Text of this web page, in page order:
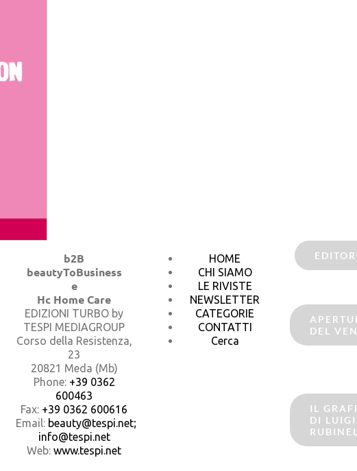
b2B
beautyToBusiness
e
Hc Home Care
EDIZIONI TURBO by
TESPI MEDIAGROUP
Corso della Resistenza,
23
20821 Meda (Mb)
Phone: +39 0362
600463
Fax: +39 0362 600616
Email: beauty@tespi.net;
info@tespi.net
Web: www.tespi.net
HOME
CHI SIAMO
LE RIVISTE
NEWSLETTER
CATEGORIE
CONTATTI
Cerca
DEL
IL
DI LUIGI